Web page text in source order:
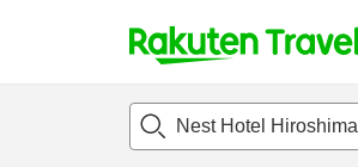
t
p
แนะนำที่พักห้องพักและแพลนพัก